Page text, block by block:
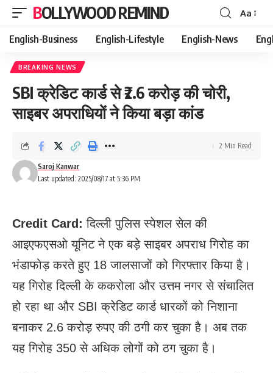
BOLLYWOOD REMIND
Font
Resizer
Aa
English-Business English-Lifestyle English-News
BREAKING NEWS
SBI क्रेडिट कार्ड से ₹2.6 करोड़ की चोरी,
साइबर अपराधियों ने किया बड़ा कांड
Last updated: 2025/08/17 at 5:36 PM
Saroj Kanwar
2 Min Read
Credit Card:दिल्ली पुलिस स्पेशल सेल की
आइएफएसओ यूनिट ने एक बड़े साइबर अपराध गिरोह का
भंडाफोड़ करते हुए 18 जालसाजों को गिरफ्तार किया है।
यह गिरोह दिल्ली के ककरोला और उत्तम नगर से संचालित
हो रहा था और SBI क्रेडिट कार्ड धारकों को निशाना
बनाकर 2.6 करोड़ रुपए की ठगी कर चुका है। अब तक
यह गिरोह 350 से अधिक लोगों को ठग चुका है।